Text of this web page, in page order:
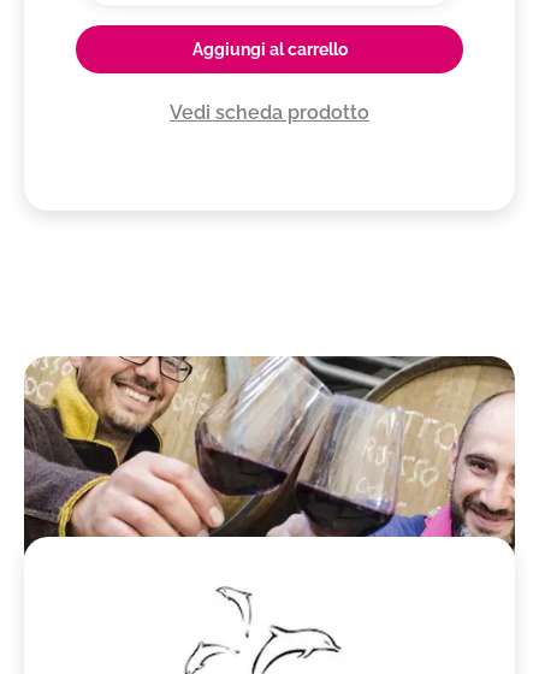
Aggiungi al carrello
Vedi scheda prodotto